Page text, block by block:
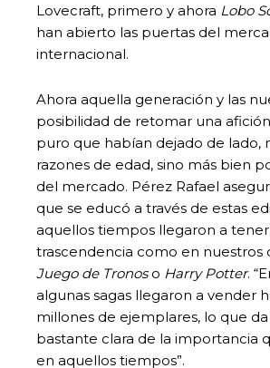
Lovecraft, primero y ahora Lobo
han abierto las puertas del
internacional.
Ahora aquella generación y las
posibilidad de retomar una
puro que habían dejado de lado,
razones de edad, sino más bien
del mercado. Pérez Rafael
que se educó a través de estas
aquellos tiempos llegaron a
trascendencia como en nuestros
Juego de Tronoso Harry Potter.
algunas sagas llegaron a vender
millones de ejemplares, lo que
bastante clara de la importancia
en aquellos tiempos”.